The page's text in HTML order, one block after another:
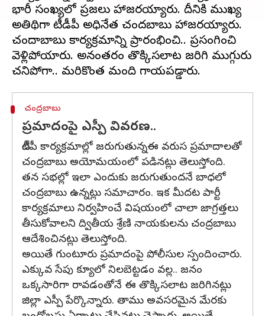
భారీ సంఖ్యలో ప్రజలు హాజరయ్యారు. దీనికి ముఖ్య
అతిథిగా టీడీపీ అధినేత చంద్రబాబు హాజరయ్యారు.
చంద్రాబాబు కార్యక్రమాన్ని ప్రారంభించి.. ప్రసంగించి
వెళ్లిపోయారు. అనంతరం తొక్కిసలాట జరిగి ముగ్గురు
చంద్రబాబు
ప్రమాదంపై ఎస్పీ వివరణ..
టీడీపీ కార్యక్రమాల్లో జరుగుతున్నఈ వరుస ప్రమాదాలతో
చంద్రబాబు అయోమయంలో పడినట్లు తెలుస్తోంది.
తన సభల్లో ఇలా ఎందుకు జరుగుతుందనే బాధలో
చంద్రబాబు ఉన్నట్లు సమాచారం. ఇక మీదట పార్టీ
కార్యక్రమాలు నిర్వహించే విషయంలో చాలా జాగ్రత్తలు
తీసుకోవాలని ద్వితీయ శ్రేణి నాయకులను చంద్రబాబు
ఆదేశించినట్లు తెలుస్తోంది.
అయితే గుంటూరు ప్రమాదంపై పోలీసుల స్పందించారు.
ఎక్కువ సేపు క్యూలో నిలబెట్టడం వల్ల.. జనం
ఒక్కసారిగా రావడంతోనే ఈ తొక్కిసలాట జరిగినట్లు
జిల్లా ఎస్పీ పేర్కొన్నారు. తాము అవసరమైన మేరకు